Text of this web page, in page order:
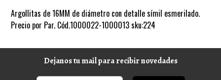
Argollitas de 16MM de diámetro con detalle símil esmerilado.
Precio por Par. Cód.1000022-1000013 sku:224
Dejanos tu mail para recibir novedades